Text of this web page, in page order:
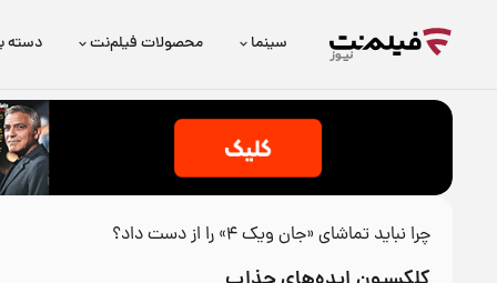
سینما محصولات فیلم‌نت دسته
چرا نباید تماشای «جان ویک 4» را از دست داد؟